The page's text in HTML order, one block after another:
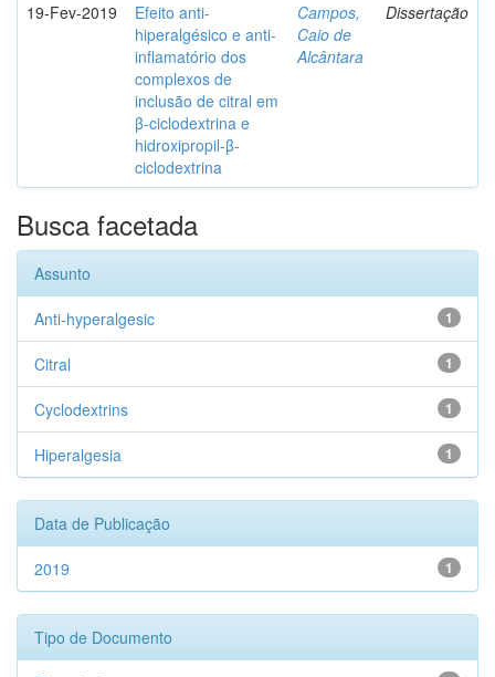
19-Fev-2019
Efeito anti-
hiperalgésico e anti-
inflamatório dos
complexos de
inclusão de citral em
β-ciclodextrina e
hidroxipropil-β-
ciclodextrina
Campos,
Caio de
Alcântara
Dissertação
Busca facetada
Assunto
1
Anti-hyperalgesic
1
Citral
1
Cyclodextrins
1
Hiperalgesia
Data de Publicação
1
2019
Tipo de Documento